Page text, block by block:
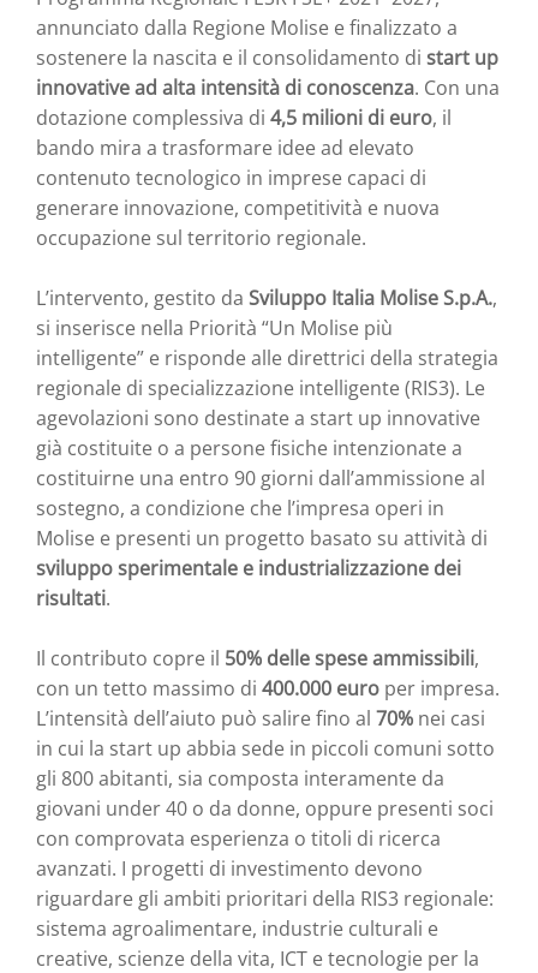
annunciato dalla Regione Molise e finalizzato a
sostenere la nascita e il consolidamento di start up
innovative ad alta intensità di conoscenza. Con una
dotazione complessiva di 4,5 milioni di euro, il
bando mira a trasformare idee ad elevato
contenuto tecnologico in imprese capaci di
generare innovazione, competitività e nuova
occupazione sul territorio regionale.
L’intervento, gestito da Sviluppo Italia Molise S.p.A.,
si inserisce nella Priorità “Un Molise più
intelligente” e risponde alle direttrici della strategia
regionale di specializzazione intelligente (RIS3). Le
agevolazioni sono destinate a start up innovative
già costituite o a persone fisiche intenzionate a
costituirne una entro 90 giorni dall’ammissione al
sostegno, a condizione che l’impresa operi in
Molise e presenti un progetto basato su attività di
sviluppo sperimentale e industrializzazione dei
risultati.
Il contributo copre il 50% delle spese ammissibili,
con un tetto massimo di 400.000 euro per impresa.
L’intensità dell’aiuto può salire fino al 70% nei casi
in cui la start up abbia sede in piccoli comuni sotto
gli 800 abitanti, sia composta interamente da
giovani under 40 o da donne, oppure presenti soci
con comprovata esperienza o titoli di ricerca
avanzati. I progetti di investimento devono
riguardare gli ambiti prioritari della RIS3 regionale:
sistema agroalimentare, industrie culturali e
creative, scienze della vita, ICT e tecnologie per la